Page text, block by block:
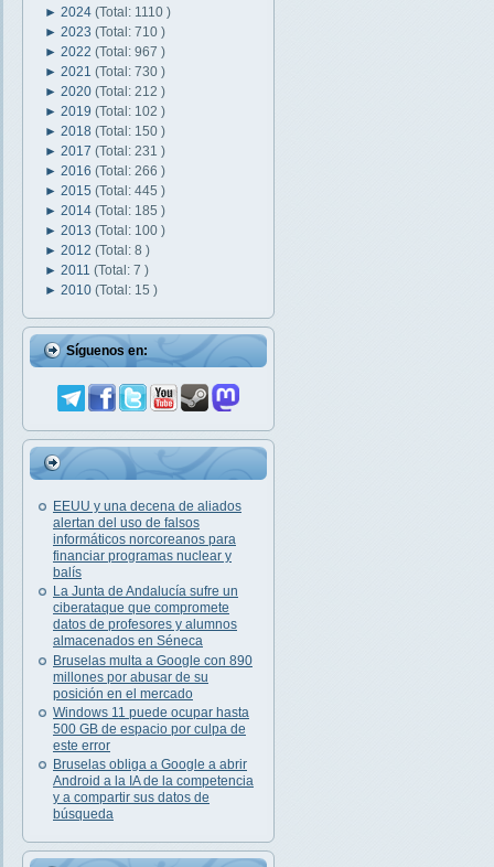
► 2024 (Total: 1110 )
► 2023 (Total: 710 )
► 2022 (Total: 967 )
► 2021 (Total: 730 )
► 2020 (Total: 212 )
► 2019 (Total: 102 )
► 2018 (Total: 150 )
► 2017 (Total: 231 )
► 2016 (Total: 266 )
► 2015 (Total: 445 )
► 2014 (Total: 185 )
► 2013 (Total: 100 )
► 2012 (Total: 8 )
► 2011 (Total: 7 )
► 2010 (Total: 15 )
Síguenos en:
EEUU y una decena de aliados
alertan del uso de falsos
informáticos norcoreanos para
financiar programas nuclear y
balís
La Junta de Andalucía sufre un
ciberataque que compromete
datos de profesores y alumnos
almacenados en Séneca
Bruselas multa a Google con 890
millones por abusar de su
posición en el mercado
Windows 11 puede ocupar hasta
500 GB de espacio por culpa de
este error
Bruselas obliga a Google a abrir
Android a la IA de la competencia
y a compartir sus datos de
búsqueda